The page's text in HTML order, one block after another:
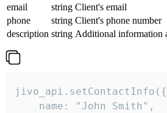
email
string Client's email
phone
string Client's phone number
description string Additional information
jivo_api.setContactInfo({
    name: "John Smith",